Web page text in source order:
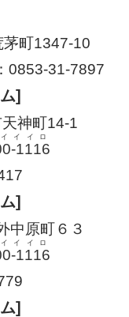
市荒茅町1347-10
0853-31-7897
]
神町14-1
1116
イイロ
]
中原町６３
1116
イイロ
]